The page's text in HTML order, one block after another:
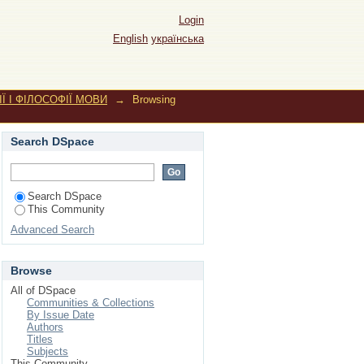
МОВИ by Subject
Login
English українська
І ФІЛОСОФІЇ МОВИ →
Browsing
Search DSpace
Search DSpace
This Community
Advanced Search
Browse
All of DSpace
Communities & Collections
By Issue Date
Authors
Titles
Subjects